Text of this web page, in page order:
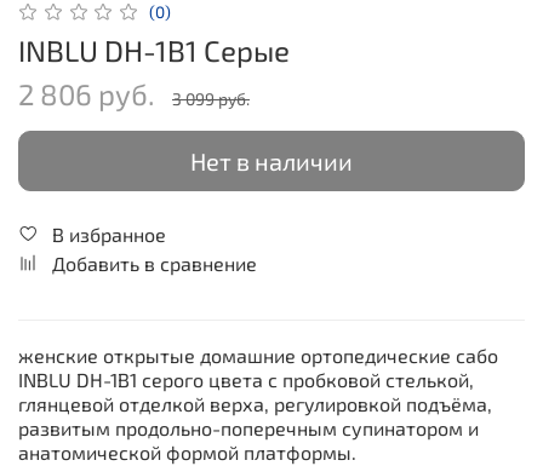
(0)
INBLU DH-1B1 Серые
2 806 руб.
3 099 руб.
Нет в наличии
В избранное
Добавить в сравнение
женские открытые домашние ортопедические сабо
INBLU DH-1B1 серого цвета с пробковой стелькой,
глянцевой отделкой верха, регулировкой подъёма,
развитым продольно-поперечным супинатором и
анатомической формой платформы.